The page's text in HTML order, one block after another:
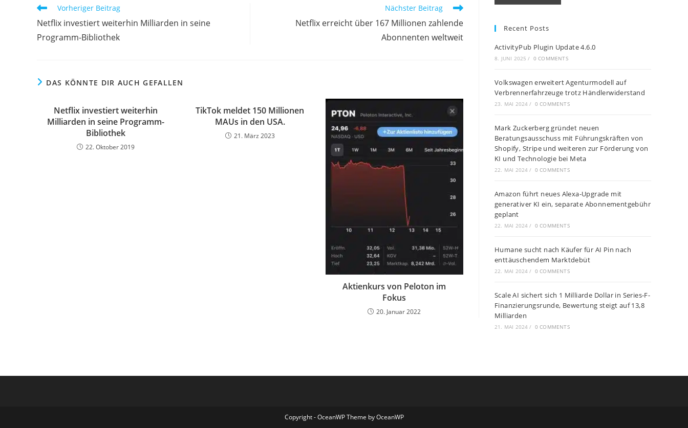
Vorheriger Beitrag
Netflix investiert weiterhin Milliarden in seine
Programm-Bibliothek
Nächster Beitrag
Netflix erreicht über 167 Millionen zahlende
Abonnenten weltweit
DAS KÖNNTE DIR AUCH GEFALLEN
Netflix investiert weiterhin
Milliarden in seine Programm-
Bibliothek
22. Oktober 2019
TikTok meldet 150 Millionen
MAUs in den USA.
21. März 2023
Aktienkurs von Peloton im
Fokus
20. Januar 2022
Recent Posts
ActivityPub Plugin Update 4.6.0
8. JUNI 2025 / 0 COMMENTS
Volkswagen erweitert Agenturmodell auf
Verbrennerfahrzeuge trotz Händlerwiderstand
23. MAI 2024 / 0 COMMENTS
Mark Zuckerberg gründet neuen
Beratungsausschuss mit Führungskräften von
Shopify, Stripe und weiteren zur Förderung von
KI und Technologie bei Meta
22. MAI 2024 / 0 COMMENTS
Amazon führt neues Alexa-Upgrade mit
generativer KI ein, separate Abonnementgebühr
geplant
22. MAI 2024 / 0 COMMENTS
Humane sucht nach Käufer für AI Pin nach
enttäuschendem Marktdebüt
22. MAI 2024 / 0 COMMENTS
Scale AI sichert sich 1 Milliarde Dollar in Series-F-
Finanzierungsrunde, Bewertung steigt auf 13,8
Milliarden
21. MAI 2024 / 0 COMMENTS
Copyright - OceanWP Theme by OceanWP